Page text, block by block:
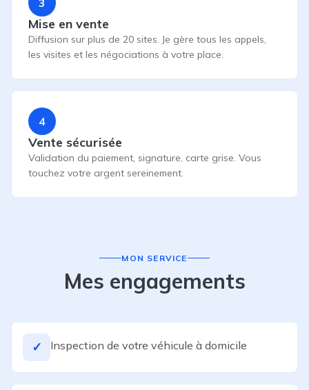
3
Mise en vente
Diffusion sur plus de 20 sites. Je gère tous les appels,
les visites et les négociations à votre place.
4
Vente sécurisée
Validation du paiement, signature, carte grise. Vous
touchez votre argent sereinement.
MON SERVICE
Mes engagements
✓ Inspection de votre véhicule à domicile